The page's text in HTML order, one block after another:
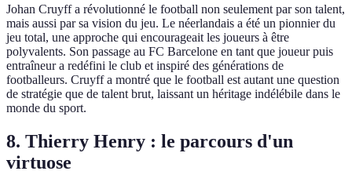
Johan Cruyff a révolutionné le football non seulement par son talent,
mais aussi par sa vision du jeu. Le néerlandais a été un pionnier du
jeu total, une approche qui encourageait les joueurs à être
polyvalents. Son passage au FC Barcelone en tant que joueur puis
entraîneur a redéfini le club et inspiré des générations de
footballeurs. Cruyff a montré que le football est autant une question
de stratégie que de talent brut, laissant un héritage indélébile dans le
monde du sport.
8. Thierry Henry : le parcours d'un
virtuose